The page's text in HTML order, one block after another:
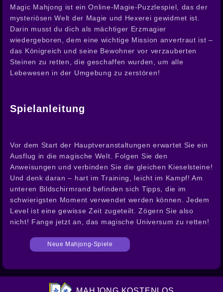
Magic Mahjong ist ein Online-Magie-Puzzlespiel, das der
mysteriösen Welt der Magie und Hexerei gewidmet ist.
Darin musst du dich als mächtiger Erzmagier
wiedergeboren, dem eine wichtige Mission anvertraut ist –
das Königreich und seine Bewohner vor verzauberten
Steinen zu retten, die geschaffen wurden, um alle
Lebewesen in der Umgebung zu zerstören!
Spielanleitung
Vor dem Start der Hauptveranstaltungen erwartet Sie ein
Ausflug in die magische Welt. Folgen Sie den
Anweisungen und verbinden Sie die gleichen Kieselsteine!
Und denk daran – hart im Training, leicht im Kampf! Am
unteren Bildschirmrand befinden sich Tipps, die im
schwierigsten Moment verwendet werden können. Jedem
Level ist eine gewisse Zeit zugeteilt. Zögern Sie also
nicht! Fange jetzt an, das magische Universum zu retten!
Neue Mahjong-Spiele